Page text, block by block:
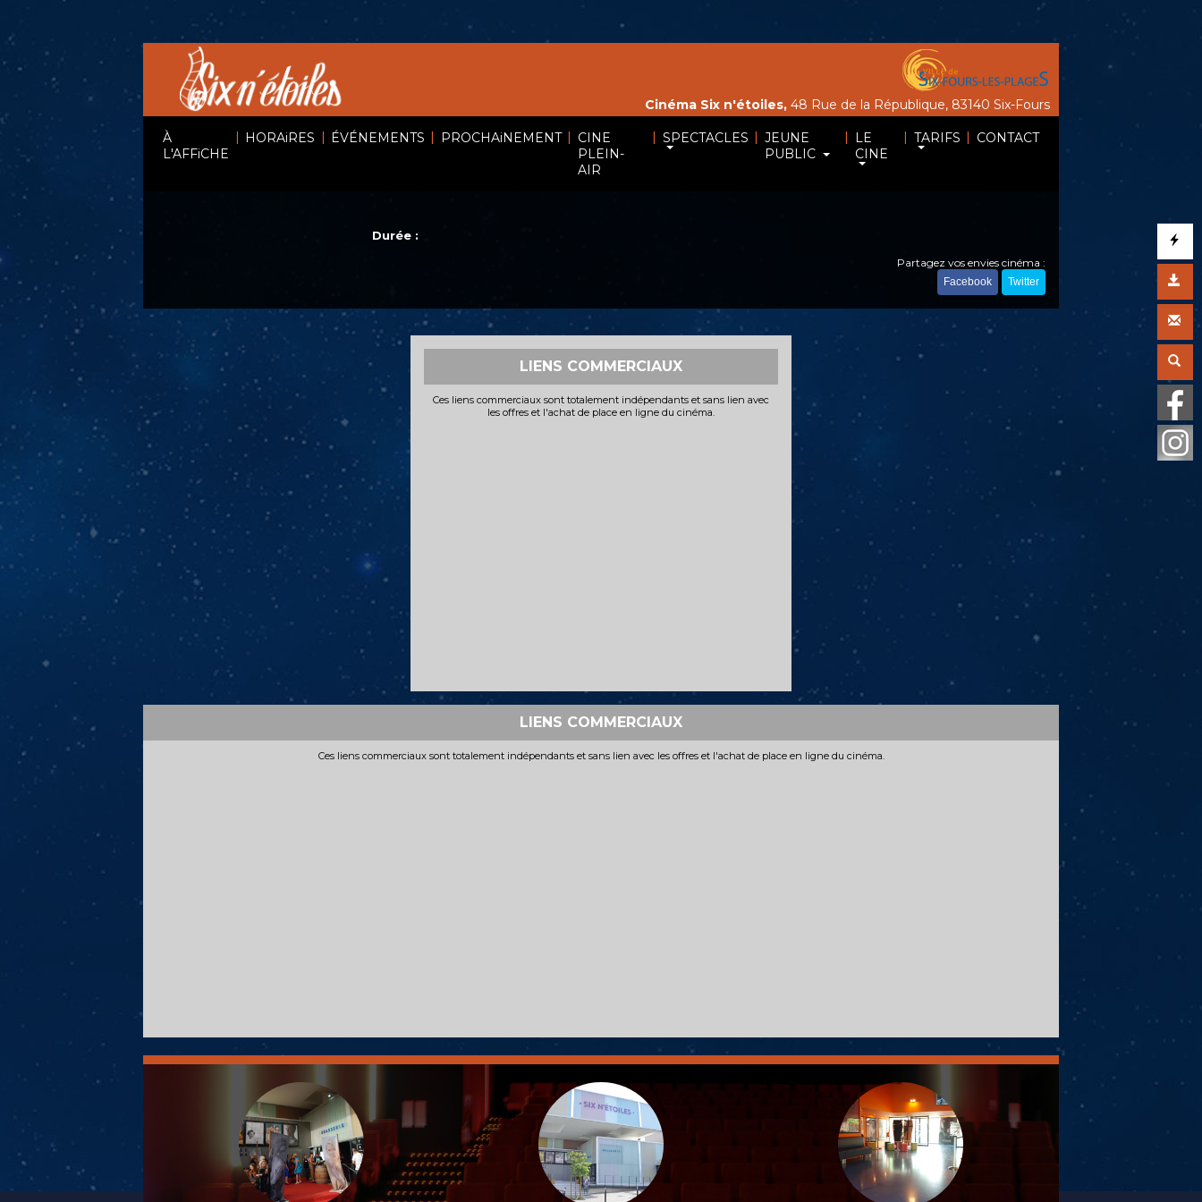
À
L'AFFiCHE
| HORAiRES | ÉVÉNEMENTS | PROCHAiNEMENT | CINE
PLEIN-
AIR
| SPECTACLES | JEUNE
PUBLIC
| LE
CINE
| TARIFS | CONTACT
Cinéma Six n'étoiles, 48 Rue de la République, 83140 Six-Fours
Durée :
Partagez vos envies cinéma :
Facebook Twitter
LIENS COMMERCIAUX
Ces liens commerciaux sont totalement indépendants et sans lien avec
les offres et l'achat de place en ligne du cinéma.
LIENS COMMERCIAUX
Ces liens commerciaux sont totalement indépendants et sans lien avec les offres et l'achat de place en ligne du cinéma.